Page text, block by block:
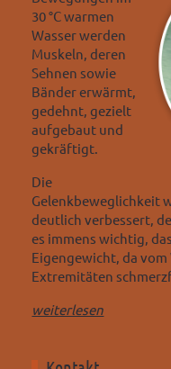
30 °C warmen
Wasser werden
Muskeln, deren
Sehnen sowie
Bänder erwärmt,
gedehnt, gezielt
aufgebaut und
gekräftigt.
Die
Gelenkbeweglichkeit
deutlich verbessert,
es immens wichtig,
Eigengewicht, da vom
Extremitäten
weiterlesen